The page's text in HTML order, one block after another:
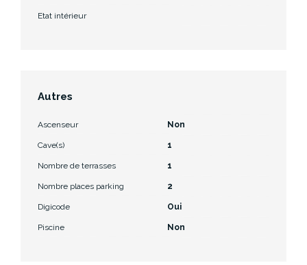
Etat intérieur
Autres
Ascenseur Non
Cave(s) 1
Nombre de terrasses 1
Nombre places parking 2
Digicode Oui
Piscine Non